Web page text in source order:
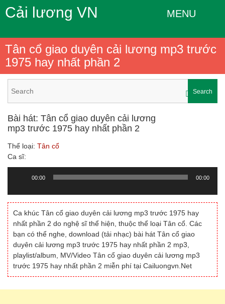
Cải lương VN MENU
Tân cổ giao duyên cải lương mp3 trước
1975 hay nhất phần 2
Search
Bài hát: Tân cổ giao duyên cải lương
mp3 trước 1975 hay nhất phần 2
Thể loại: Tân cổ
Ca sĩ:
00:00 00:00
Ca khúc Tân cổ giao duyên cải lương mp3 trước 1975 hay
nhất phần 2 do nghệ sĩ thể hiện, thuộc thể loại Tân cổ. Các
bạn có thể nghe, download (tải nhạc) bài hát Tân cổ giao
duyên cải lương mp3 trước 1975 hay nhất phần 2 mp3,
playlist/album, MV/Video Tân cổ giao duyên cải lương mp3
trước 1975 hay nhất phần 2 miễn phí tại Cailuongvn.Net